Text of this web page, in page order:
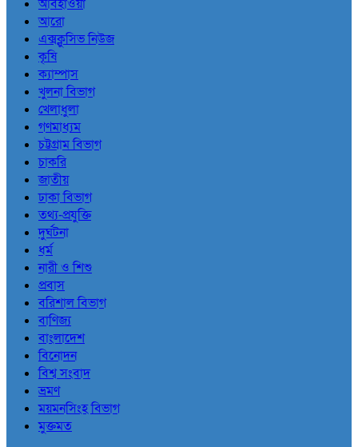
আবহাওয়া
আরো
এক্সক্লুসিভ নিউজ
কৃষি
ক্যাম্পাস
খুলনা বিভাগ
খেলাধুলা
গণমাধ্যম
চট্টগ্রাম বিভাগ
চাকরি
জাতীয়
ঢাকা বিভাগ
তথ্য-প্রযুক্তি
দুর্ঘটনা
ধর্ম
নারী ও শিশু
প্রবাস
বরিশাল বিভাগ
বাণিজ্য
বাংলাদেশ
বিনোদন
বিশ্ব সংবাদ
ভ্রমণ
ময়মনসিংহ বিভাগ
মুক্তমত